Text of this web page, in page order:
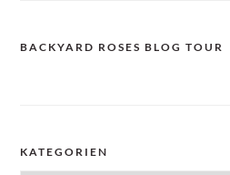
BACKYARD ROSES BLOG TOUR
KATEGORIEN